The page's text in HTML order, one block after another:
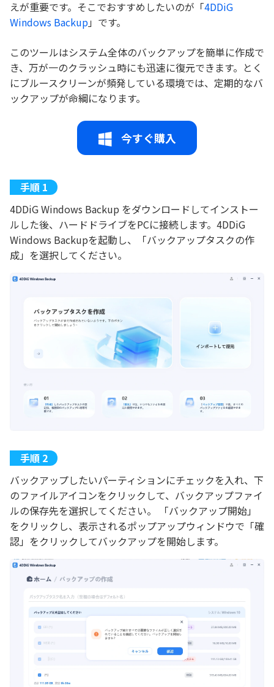
えが重要です。そこでおすすめしたいのが「4DDiG
Windows Backup」です。
このツールはシステム全体のバックアップを簡単に作成で
き、万が一のクラッシュ時にも迅速に復元できます。とく
にブルースクリーンが頻発している環境では、定期的なバ
ックアップが命綱になります。
今すぐ購入
4DDiG Windows Backup をダウンロードしてインストー
ルした後、ハードドライブをPCに接続します。4DDiG
Windows Backupを起動し、「バックアップタスクの作
成」を選択してください。
バックアップしたいパーティションにチェックを入れ、下
のファイルアイコンをクリックして、バックアップファイ
ルの保存先を選択してください。 「バックアップ開始」
をクリックし、表示されるポップアップウィンドウで「確
認」をクリックしてバックアップを開始します。